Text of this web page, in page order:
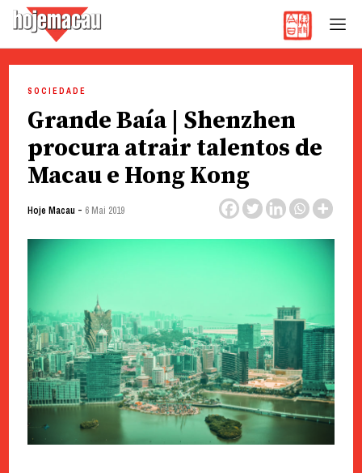
content
SOCIEDADE
Grande Baía | Shenzhen
procura atrair talentos de
Macau e Hong Kong
Hoje Macau - 6 Mai 2019